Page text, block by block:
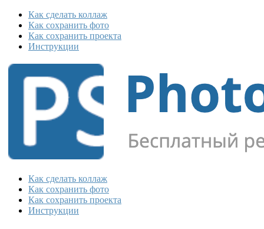
Как сделать коллаж
Как сохранить фото
Как сохранить проекта
Инструкции
Как сделать коллаж
Как сохранить фото
Как сохранить проекта
Инструкции